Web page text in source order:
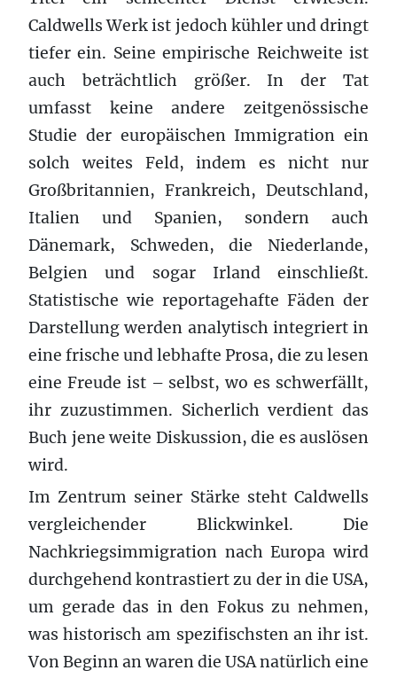
Caldwells Werk ist jedoch kühler und dringt
tiefer ein. Seine empirische Reichweite ist
auch beträchtlich größer. In der Tat
umfasst keine andere zeitgenössische
Studie der europäischen Immigration ein
solch weites Feld, indem es nicht nur
Großbritannien, Frankreich, Deutschland,
Italien und Spanien, sondern auch
Dänemark, Schweden, die Niederlande,
Belgien und sogar Irland einschließt.
Statistische wie reportagehafte Fäden der
Darstellung werden analytisch integriert in
eine frische und lebhafte Prosa, die zu lesen
eine Freude ist – selbst, wo es schwerfällt,
ihr zuzustimmen. Sicherlich verdient das
Buch jene weite Diskussion, die es auslösen
wird.
Im Zentrum seiner Stärke steht Caldwells
vergleichender Blickwinkel. Die
Nachkriegsimmigration nach Europa wird
durchgehend kontrastiert zu der in die USA,
um gerade das in den Fokus zu nehmen,
was historisch am spezifischsten an ihr ist.
Von Beginn an waren die USA natürlich eine